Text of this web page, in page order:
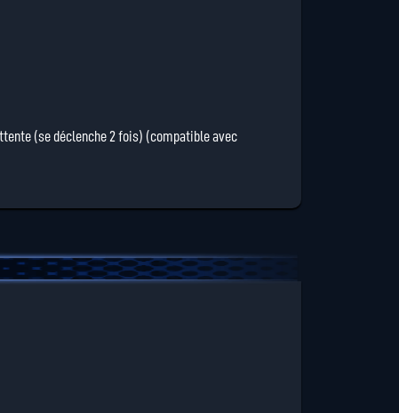
(se déclenche 2 fois) (compatible avec